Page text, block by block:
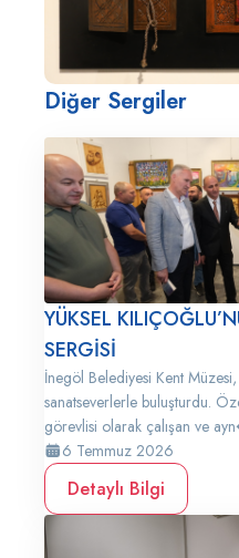
Diğer Sergiler
YÜKSEL
SERGİSİ
İnegöl Belediyesi Kent
sanatseverlerle buluşturdu.
görevlisi olarak çalışan ve
6 Temmuz 2026
Detaylı Bilgi